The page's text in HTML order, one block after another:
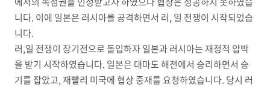
니다. 이에 일본은 러시아를 공격하면서 러, 일 전쟁이 시작되었습
니다.
러,일 전쟁이 장기전으로 돌입하자 일본과 러시아는 재정적 압박
을 받기 시작하였습니다. 일본은 대마도 해전에서 승리하면서 승
기를 잡았고, 재빨리 미국에 협상 중재를 요청하였습니다. 당시 러